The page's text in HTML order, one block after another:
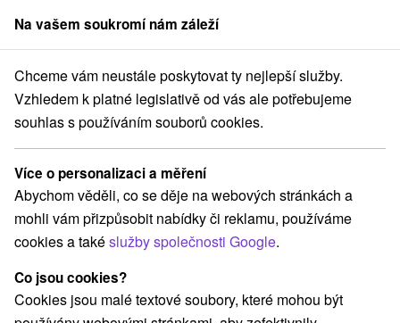
člen skupinySorger
Pobyty na Slovensku Pobyty pro seniory Stredné Považie
Pobyty pro seniory Stredné
Považie
Kategorie
Všechny kategorie
Pobyty v akci(9)
Wellness pobyty(17)
Romantické pobyty(2) Pobyty pro seniory(4)
Rodinné pobyty(3)
Na vašem soukromí nám záleží
Chceme vám neustále poskytovat ty nejlepší služby.
Vzhledem k platné legislativě od vás ale potřebujeme
souhlas s používáním souborů cookies.
Více o personalizaci a měření
Abychom věděli, co se děje na webových stránkách a
mohli vám přizpůsobit nabídky či reklamu, používáme
cookies a takéslužby společnosti Google.
Co jsou cookies?
Cookies jsou malé textové soubory, které mohou být